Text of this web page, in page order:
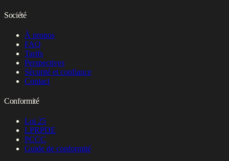
Société
À propos
FAQ
Tarifs
Perspectives
Sécurité et confiance
Contact
Conformité
Loi 25
LPRPDE
PCCC
Guide de conformité